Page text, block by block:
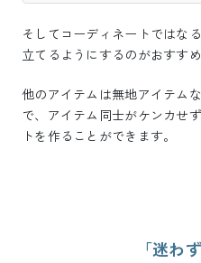
そしてコーディネートではな
立てるようにするのがおすすめ
他のアイテムは無地アイテム
で、アイテム同士がケンカせ
トを作ることができます。
「迷わ